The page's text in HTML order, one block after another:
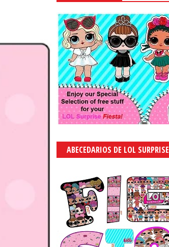
ABECEDARIOS DE LOL SURPRISE